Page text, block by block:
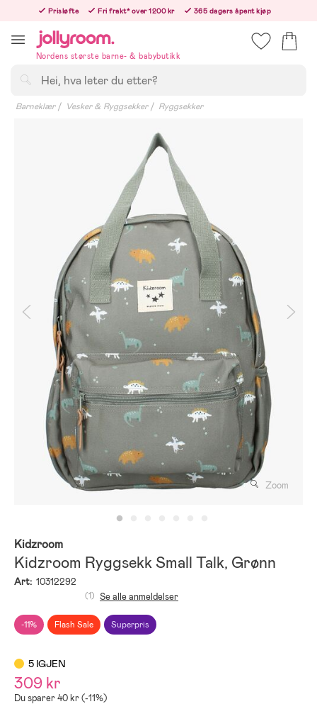
innehållet
Prisløfte Fri frakt* over 1200 kr
365 dagers åpent kjøp
Nordens største barne- & babybutikk
Barneklær Vesker & Ryggsekker Ryggsekker
Zoom
Kidzroom
Kidzroom Ryggsekk Small Talk, Grønn
Art: 10312292
-11% Flash Sale Superpris
(1) Se alle anmeldelser
5 IGJEN
309 kr
Du sparer 40 kr (-11%)